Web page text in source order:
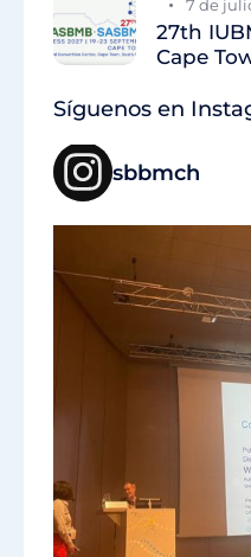
7 de
27th
Cape
Síguenos en
sbbmch